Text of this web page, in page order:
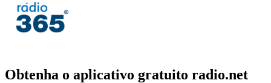
Obtenha o aplicativo gratuito radio.net